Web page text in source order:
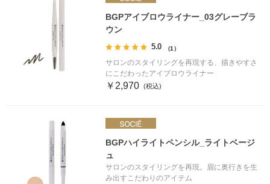
BGPアイブロウライナー_03グレーブラ
ウン
5.0 （1）
サロンのスタイリングを再現する、描きやすさ
にこだわったアイブロウライナー
￥2,970
BGPハイライトペンシル_ライトベージ
ュ
サロンのスタイリングを再現。眉に奥行きを生
み出すこだわりのアイテム